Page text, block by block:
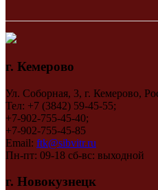
г. Кемерово
Ул. Соборная, 3, г. Кемерово,
Тел: +7 (3842) 59-45-55;
+7-902-755-45-40;
+7-902-755-45-85
Email: ftk@sibvitr.ru
Пн-пт: 09-18 сб-вс: выходной
г. Новокузнецк